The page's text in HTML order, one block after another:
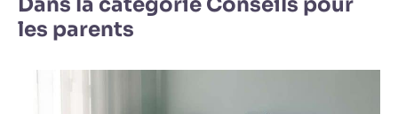
Dans la catégorie Conseils pour
les parents